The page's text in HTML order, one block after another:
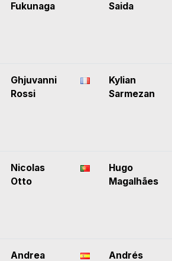
Fukunaga
Saida
Ghjuvanni
Rossi
Kylian
Sarmezan
Nicolas
Otto
Hugo
Magalhães
Andrea Andrés